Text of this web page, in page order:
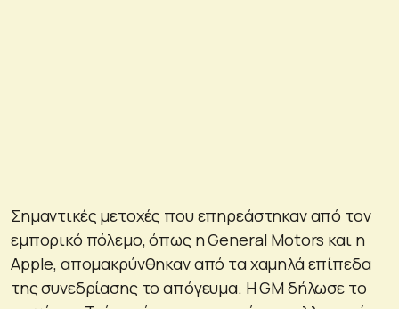
Σημαντικές μετοχές που επηρεάστηκαν από τον
εμπορικό πόλεμο, όπως η General Motors και η
Apple, απομακρύνθηκαν από τα χαμηλά επίπεδα
της συνεδρίασης το απόγευμα. Η GM δήλωσε το